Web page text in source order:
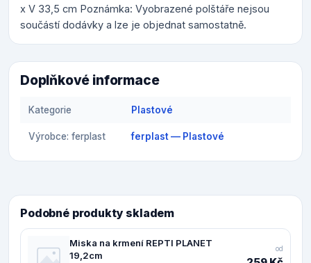
x V 33,5 cm Poznámka: Vyobrazené polštáře nejsou
součástí dodávky a lze je objednat samostatně.
Doplňkové informace
Kategorie Plastové
Výrobce: ferplast ferplast — Plastové
Podobné produkty skladem
Miska na krmení REPTI PLANET
19,2cm
od